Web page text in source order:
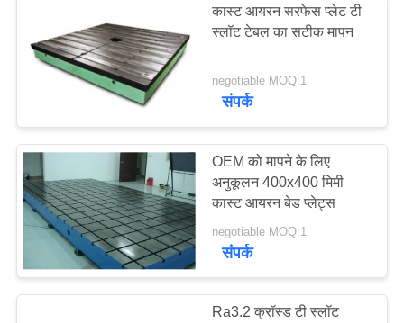
कास्ट आयरन सरफेस प्लेट टी
स्लॉट टेबल का सटीक मापन
negotiable MOQ:1
संपर्क
OEM को मापने के लिए
अनुकूलन 400x400 मिमी
कास्ट आयरन बेड प्लेट्स
negotiable MOQ:1
संपर्क
Ra3.2 क्रॉस्ड टी स्लॉट